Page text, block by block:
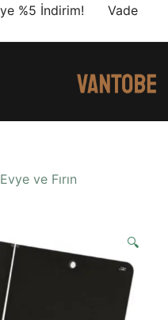
%5 İndirim! Vade
ve Fırın
🔍